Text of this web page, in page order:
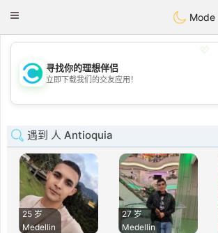
Citas
Toggle
Mode
💖
💕
寻找你的理想伴侣
立即下载我们的交友应用！
遇到 人 Antioquia
25 岁
Medellin
27 岁
Medellin